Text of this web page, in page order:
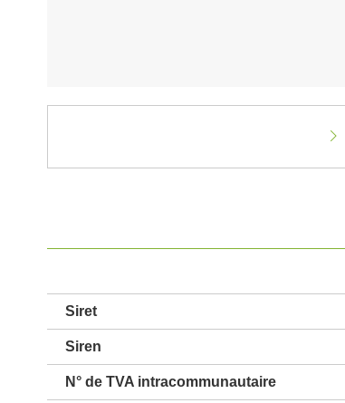
Siret
Siren
N° de TVA intracommunautaire